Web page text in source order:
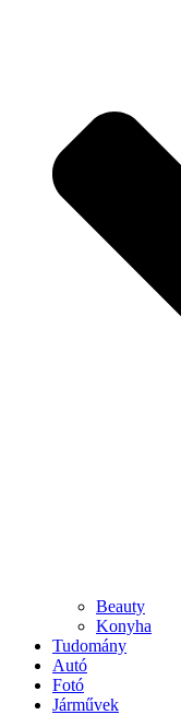
Beauty
Konyha
Tudomány
Autó
Fotó
Járművek